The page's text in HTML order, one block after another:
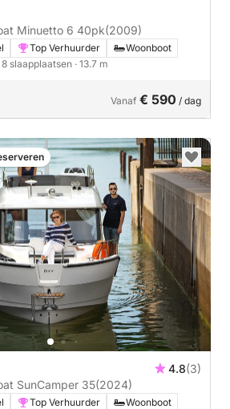
Woonboot Houseboat Minuetto 6 40pk(2009)
Top Verhuurder
Woonboot
8 slaapplaatsen · 13.7 m
Vanaf € 590 / dag
4.8(3)
SunCamper 35(2024)
Top Verhuurder
Woonboot